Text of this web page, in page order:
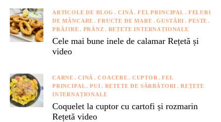
ARTICOLE DE BLOG CINĂ FEL PRINCIPAL
FELURI
DE MÂNCARE
FRUCTE DE MARE GUSTĂRI
PESTE
PRĂJIRE
PRÂNZ REȚETE INTERNAȚIONALE
Cele mai bune inele de calamar Rețetă și
video
CARNE CINĂ COACERE CUPTOR
FEL
PRINCIPAL
PUI RETETE DE SĂRBĂTORI
REȚETE
INTERNAȚIONALE
Coquelet la cuptor cu cartofi și rozmarin
Rețetă video